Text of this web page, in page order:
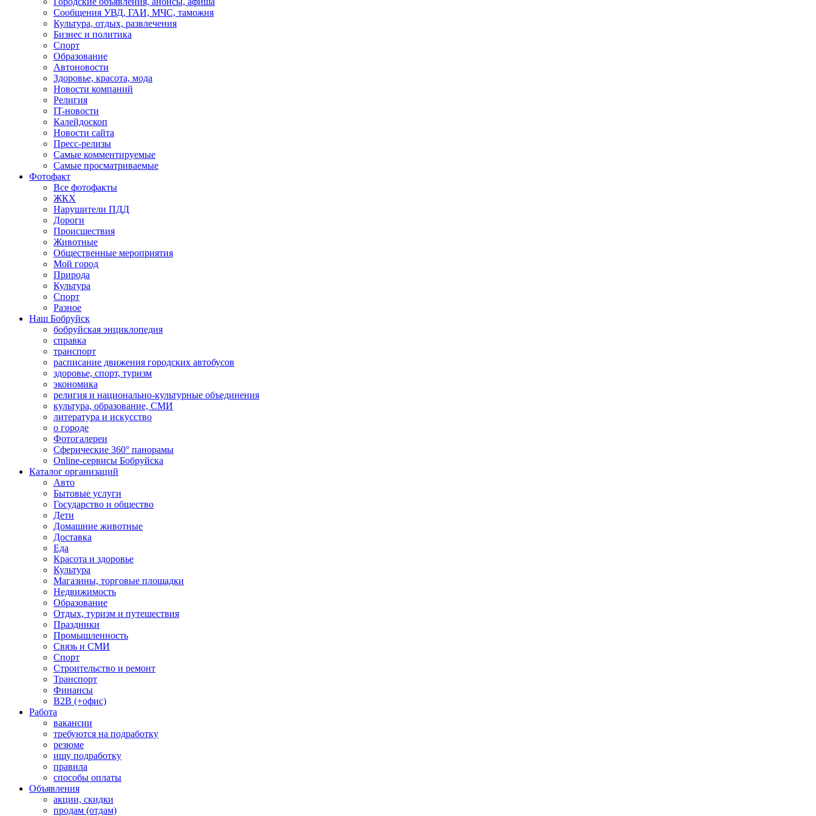
Сообщения УВД, ГАИ, МЧС, таможня
Культура, отдых, развлечения
Бизнес и политика
Спорт
Образование
Автоновости
Здоровье, красота, мода
Новости компаний
Религия
IT-новости
Калейдоскоп
Новости сайта
Пресс-релизы
Самые комментируемые
Самые просматриваемые
Фотофакт
Все фотофакты
ЖКХ
Нарушители ПДД
Дороги
Происшествия
Животные
Общественные мероприятия
Мой город
Природа
Культура
Спорт
Разное
Наш Бобруйск
бобруйская энциклопедия
справка
транспорт
расписание движения городских автобусов
здоровье, спорт, туризм
экономика
религия и национально-культурные объединения
культура, образование, СМИ
литература и искусство
о городе
Фотогалереи
Сферические 360° панорамы
Online-сервисы Бобруйска
Каталог организаций
Авто
Бытовые услуги
Государство и общество
Дети
Домашние животные
Доставка
Еда
Красота и здоровье
Культура
Магазины, торговые площадки
Недвижимость
Образование
Отдых, туризм и путешествия
Праздники
Промышленность
Связь и СМИ
Спорт
Строительство и ремонт
Транспорт
Финансы
B2B (+офис)
Работа
вакансии
требуются на подработку
резюме
ищу подработку
правила
способы оплаты
Объявления
акции, скидки
продам (отдам)